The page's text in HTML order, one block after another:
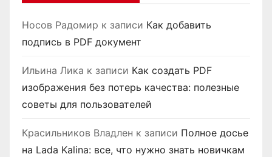
Носов Радомир к записи Как добавить
подпись в PDF документ
Ильина Лика к записи Как создать PDF
изображения без потерь качества: полезные
советы для пользователей
Красильников Владлен к записи Полное досье
на Lada Kalina: все, что нужно знать новичкам